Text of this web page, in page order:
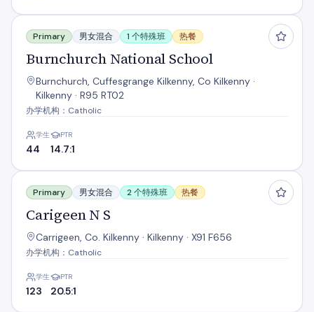
Burnchurch National School
Primary 男女混合 1 个特殊班 热餐
Burnchurch National School
Burnchurch, Cuffesgrange Kilkenny, Co Kilkenny ·
Kilkenny · R95 RT02
办学机构：Catholic
学生
44
PTR
14.7:1
Carigeen N S
Primary 男女混合 2 个特殊班 热餐
Carigeen N S
Carrigeen, Co. Kilkenny · Kilkenny · X91 F656
办学机构：Catholic
学生
123
PTR
20.5:1